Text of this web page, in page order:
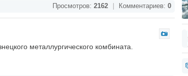
Просмотров: 2162 Комментариев: 0
металлургического комбината.